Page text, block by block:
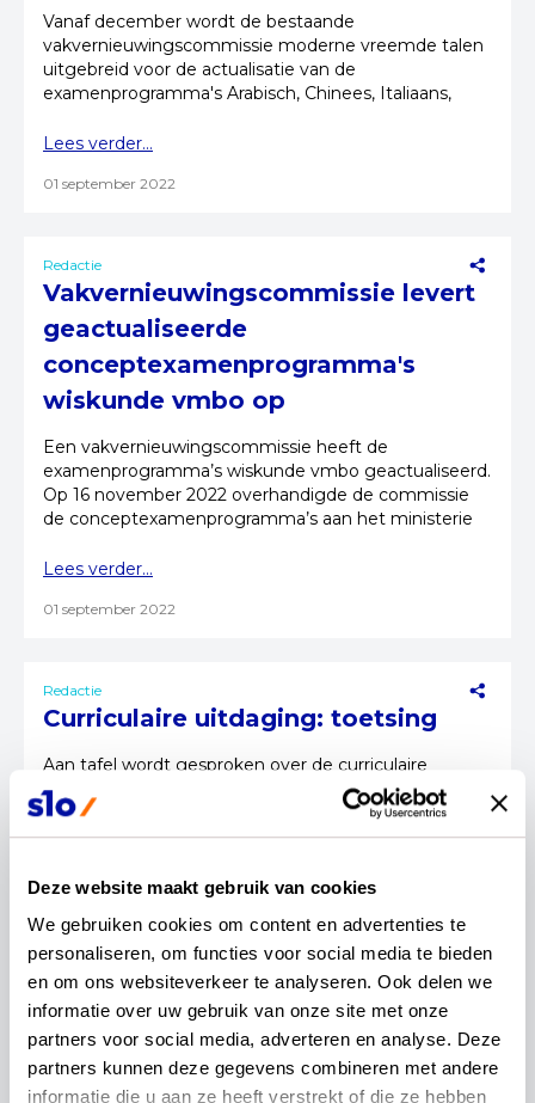
Deze website maakt gebruik van cookies
We gebruiken cookies om content en advertenties te
personaliseren, om functies voor social media te bieden
en om ons websiteverkeer te analyseren. Ook delen we
informatie over uw gebruik van onze site met onze
partners voor social media, adverteren en analyse. Deze
partners kunnen deze gegevens combineren met andere
informatie die u aan ze heeft verstrekt of die ze hebben
Vanaf december wordt de bestaande
vakvernieuwingscommissie moderne vreemde talen
uitgebreid voor de actualisatie van de
examenprogramma's Arabisch, Chinees, Italiaans,
Lees verder...
01 september 2022
Redactie
Vakvernieuwingscommissie levert
geactualiseerde
conceptexamenprogramma's
wiskunde vmbo op
Een vakvernieuwingscommissie heeft de
examenprogramma’s wiskunde vmbo geactualiseerd.
Op 16 november 2022 overhandigde de commissie
de conceptexamenprogramma’s aan het ministerie
Lees verder...
01 september 2022
Redactie
Curriculaire uitdaging: toetsing
Aan tafel wordt gesproken over de curriculaire
uitdaging toetsing. Johan Brons (curriculumexpert
SLO) en Izaak Havelaar (docent wiskunde Revius
Lyceum) vertellen hoe de commissie hiermee
Lees verder...
21 juli 2022
Redactie
Curriculaire uitdaging:
basisvaardigheden wiskunde